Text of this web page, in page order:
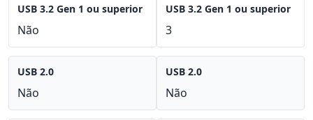
USB 3.2 Gen 1 ou superior
Não
USB 2.0
Não
USB 3.2 Gen 1 ou superior
3
USB 2.0
Não